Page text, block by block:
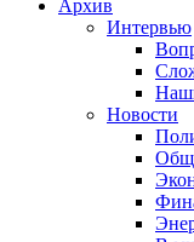
Архив
Интервью
Новости